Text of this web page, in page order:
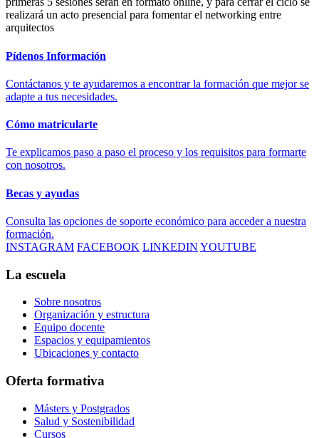
realizará un acto presencial para fomentar el networking entre
arquitectos
Pídenos Información
Contáctanos y te ayudaremos a encontrar la formación que mejor se
adapte a tus necesidades.
Cómo matricularte
Te explicamos paso a paso el proceso y los requisitos para formarte
con nosotros.
Becas y ayudas
Consulta las opciones de soporte económico para acceder a nuestra
formación.
INSTAGRAM FACEBOOK LINKEDIN YOUTUBE
La escuela
Sobre nosotros
Organización y estructura
Equipo docente
Espacios y equipamientos
Ubicaciones y contacto
Oferta formativa
Másters y Postgrados
Salud y Sostenibilidad
Cursos